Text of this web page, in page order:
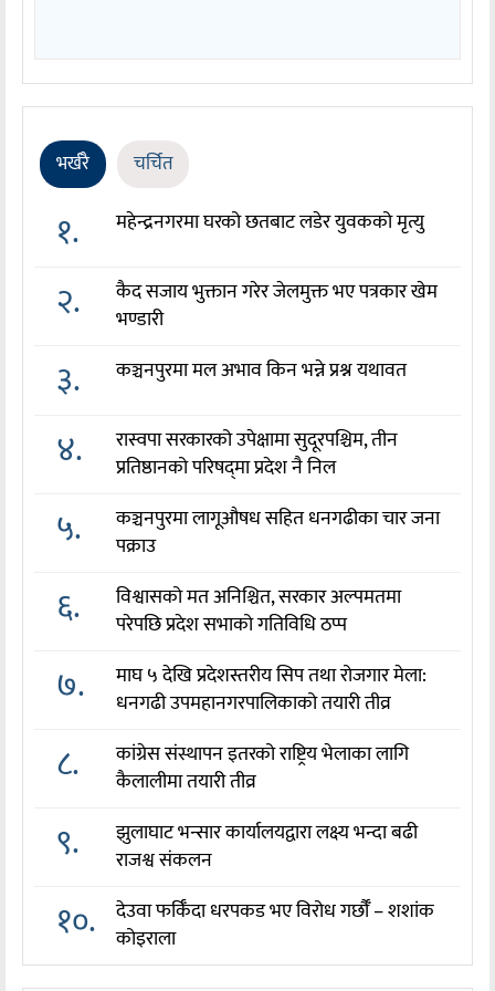
भर्खरै चर्चित
१. महेन्द्रनगरमा घरको छतबाट लडेर युवकको मृत्यु
२.
कैद सजाय भुक्तान गरेर जेलमुक्त भए पत्रकार खेम
भण्डारी
३. कञ्चनपुरमा मल अभाव किन भन्ने प्रश्न यथावत
४.
रास्वपा सरकारको उपेक्षामा सुदूरपश्चिम, तीन
प्रतिष्ठानको परिषद्‌मा प्रदेश नै निल
५.
कञ्चनपुरमा लागूऔषध सहित धनगढीका चार जना
पक्राउ
६.
विश्वासको मत अनिश्चित, सरकार अल्पमतमा
परेपछि प्रदेश सभाको गतिविधि ठप्प
७.
माघ ५ देखि प्रदेशस्तरीय सिप तथा रोजगार मेला:
धनगढी उपमहानगरपालिकाको तयारी तीव्र
८.
कांग्रेस संस्थापन इतरको राष्ट्रिय भेलाका लागि
कैलालीमा तयारी तीव्र
९.
झुलाघाट भन्सार कार्यालयद्वारा लक्ष्य भन्दा बढी
राजश्व संकलन
१०.
देउवा फर्किँदा धरपकड भए विरोध गर्छौँं – शशांक
कोइराला